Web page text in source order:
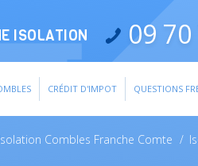
ISOLATION 09
CRÉDIT D'IMPOT QUESTIONS
Combles Franche Comte /